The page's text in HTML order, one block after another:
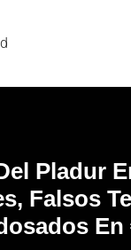
Pladur
Falsos
En